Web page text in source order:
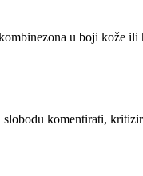
u boji kože ili
komentirati,